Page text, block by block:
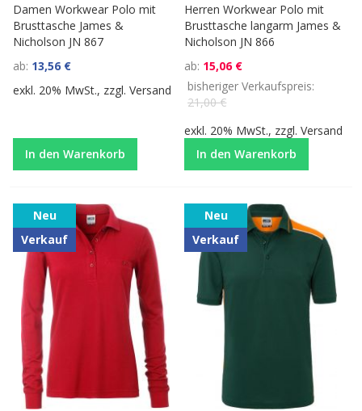
Damen Workwear Polo mit
Brusttasche James &
Nicholson JN 867
ab 13,56 €
exkl. 20% MwSt., zzgl.Versand
In den Warenkorb
Herren Workwear Polo mit
Brusttasche langarm James &
Nicholson JN 866
ab 15,06 €
bisheriger Verkaufspreis
21,00 €
exkl. 20% MwSt., zzgl.Versand
In den Warenkorb
Neu
Verkauf
Neu
Verkauf